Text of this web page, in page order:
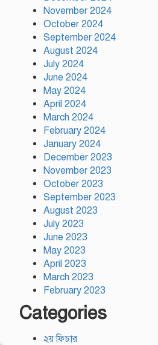
গ্রেফতার
November 2024
October 2024
September 2024
August 2024
July 2024
June 2024
May 2024
April 2024
March 2024
February 2024
January 2024
December 2023
November 2023
October 2023
September 2023
August 2023
July 2023
June 2023
May 2023
April 2023
March 2023
February 2023
Categories
২য় ফিচার